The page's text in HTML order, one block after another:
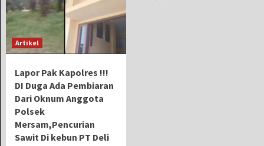
Artikel
Lapor Pak Kapolres !!!
DI Duga Ada Pembiaran
Dari Oknum Anggota
Polsek
Mersam,Pencurian
Sawit Di kebun PT Deli